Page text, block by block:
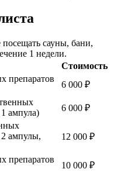
сауны, бани,
1 недели.
Стоимость
препаратов
6 000 ₽
ампула)
6 000 ₽
ампулы,
12 000 ₽
препаратов
10 000 ₽